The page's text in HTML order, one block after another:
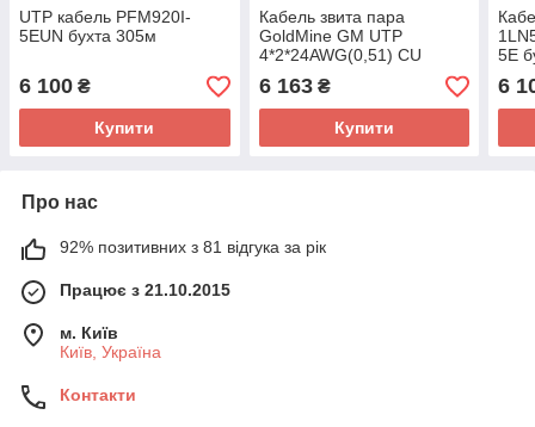
UTP кабель PFM920I-
5EUN бухта 305м
6 100 ₴
Купити
Кабель звита пара
GoldMine GM UTP
4*2*24AWG(0,51) СU
зовнішній) бухта 305 м
6 163₴
Купити
5E
6
Про нас
92% позитивних з 81 відгука за рік
Працює з 21.10.2015
м. Київ
Київ, Україна
Контакти